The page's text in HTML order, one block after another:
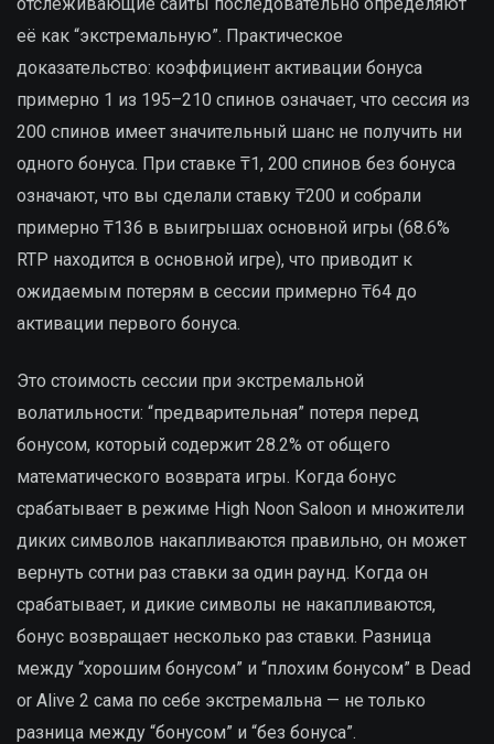
её как “экстремальную”. Практическое
доказательство: коэффициент активации бонуса
примерно 1 из 195–210 спинов означает, что сессия из
200 спинов имеет значительный шанс не получить ни
одного бонуса. При ставке ₸1, 200 спинов без бонуса
означают, что вы сделали ставку ₸200 и собрали
примерно ₸136 в выигрышах основной игры (68.6%
RTP находится в основной игре), что приводит к
ожидаемым потерям в сессии примерно ₸64 до
активации первого бонуса.
Это стоимость сессии при экстремальной
волатильности: “предварительная” потеря перед
бонусом, который содержит 28.2% от общего
математического возврата игры. Когда бонус
срабатывает в режиме High Noon Saloon и множители
диких символов накапливаются правильно, он может
вернуть сотни раз ставки за один раунд. Когда он
срабатывает, и дикие символы не накапливаются,
бонус возвращает несколько раз ставки. Разница
между “хорошим бонусом” и “плохим бонусом” в Dead
or Alive 2 сама по себе экстремальна — не только
разница между “бонусом” и “без бонуса”.